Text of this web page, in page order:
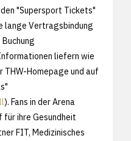
"Supersport Tickets"
lange Vertragsbindung
liefern wie
Homepage und auf
). Fans in der Arena
für ihre Gesundheit
FIT, Medizinisches